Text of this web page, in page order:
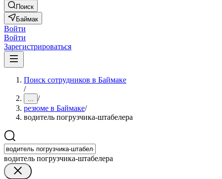
Поиск
Баймак
Войти
Войти
Зарегистрироваться
Поиск сотрудников в Баймаке
/
... /
резюме в Баймаке/
водитель погрузчика-штабелера
водитель погрузчика-штабелера